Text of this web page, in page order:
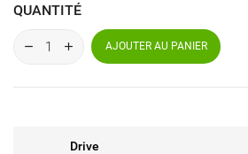
QUANTITÉ
AJOUTER AU PANIER
Drive